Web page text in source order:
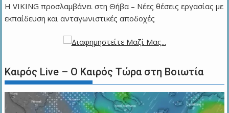
Η VIKING προσλαμβάνει στη Θήβα – Νέες θέσεις εργασίας με
εκπαίδευση και ανταγωνιστικές αποδοχές
Καιρός Live – Ο Καιρός Τώρα στη Βοιωτία